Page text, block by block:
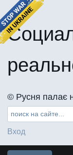
©️ Русня палає
Вход